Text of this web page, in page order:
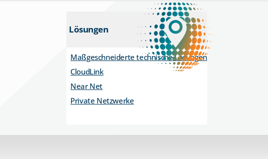
Lösungen
Maßgeschneiderte technische Lösungen
CloudLink
Near Net
Private Netzwerke